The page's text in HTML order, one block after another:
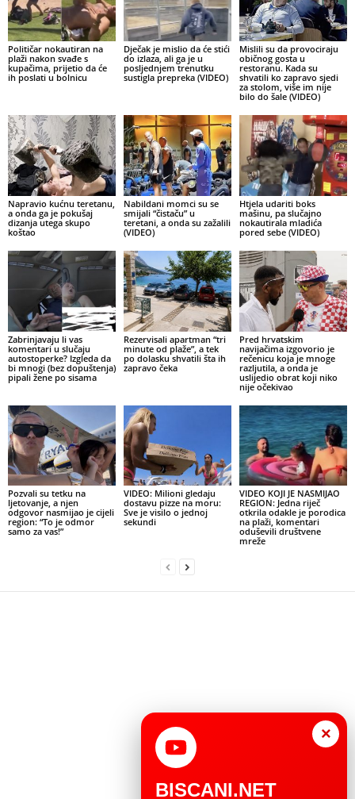
Političar nokautiran na
plaži nakon svađe s
kupačima, prijetio da će
ih poslati u bolnicu
Dječak je mislio da će stići
do izlaza, ali ga je u
posljednjem trenutku
sustigla prepreka (VIDEO)
Mislili su da provociraju
običnog gosta u
restoranu. Kada su
shvatili ko zapravo sjedi
za stolom, više im nije
bilo do šale (VIDEO)
Napravio kućnu teretanu,
a onda ga je pokušaj
dizanja utega skupo
koštao
Nabildani momci su se
smijali “čistaču” u
teretani, a onda su zažalili
(VIDEO)
Htjela udariti boks
mašinu, pa slučajno
nokautirala mladića
pored sebe (VIDEO)
Zabrinjavaju li vas
komentari u slučaju
autostoperke? Izgleda da
bi mnogi (bez dopuštenja)
pipali žene po sisama
Rezervisali apartman “tri
minute od plaže”, a tek
po dolasku shvatili šta ih
zapravo čeka
Pred hrvatskim
navijačima izgovorio je
rečenicu koja je mnoge
razljutila, a onda je
uslijedio obrat koji niko
nije očekivao
Pozvali su tetku na
ljetovanje, a njen
odgovor nasmijao je cijeli
region: “To je odmor
samo za vas!”
VIDEO: Milioni gledaju
dostavu pizze na moru:
Sve je visilo o jednoj
sekundi
VIDEO KOJI JE NASMIJAO
REGION: Jedna riječ
otkrila odakle je porodica
na plaži, komentari
oduševili društvene
mreže
×
BISCANI.NET